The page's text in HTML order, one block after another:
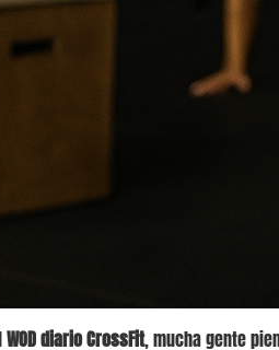
WOD diario CrossFit, mucha gente